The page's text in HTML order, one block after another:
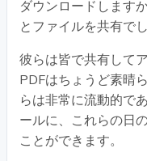
ダウンロードします
とファイルを共有で
彼らは皆で共有して
PDFはちょうど素晴
らは非常に流動的で
ールに、これらの日
ことができます。